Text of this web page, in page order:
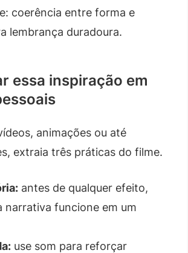
coerência entre forma e
lembrança duradoura.
essa inspiração em
animações ou até
extraia três práticas do filme.
antes de qualquer efeito,
narrativa funcione em um
use som para reforçar